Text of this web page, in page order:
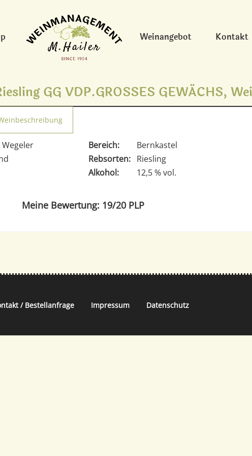
Weinangebot Kontakt
GG VDP.GROSSES GEWÄCHS,
Bereich:
Bernkastel
Rebsorten: Riesling
Alkohol:
12,5 % vol.
Meine Bewertung: 19/20 PLP
/ Bestellanfrage Impressum Datenschutz